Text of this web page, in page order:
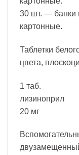
30 шт. — банки
картонные.
Таблетки
цвета,
1 таб.
лизиноприл
20 мг